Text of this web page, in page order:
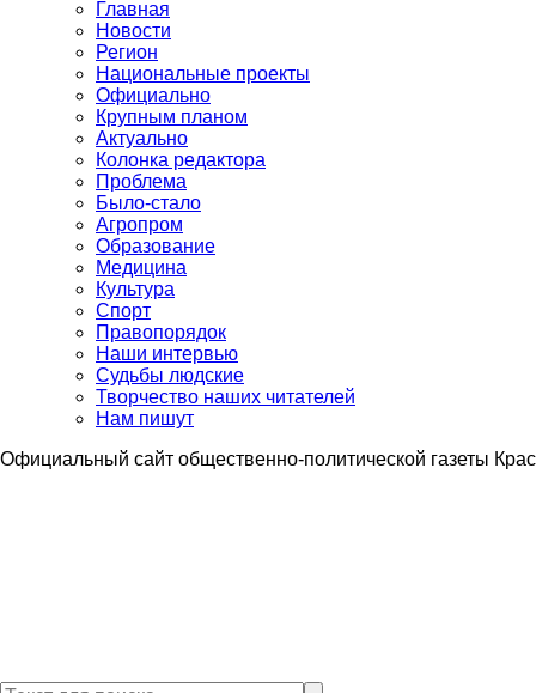
Главная
Новости
Регион
Национальные проекты
Официально
Крупным планом
Актуально
Колонка редактора
Проблема
Было-стало
Агропром
Образование
Медицина
Культура
Спорт
Правопорядок
Наши интервью
Судьбы людские
Творчество наших читателей
Нам пишут
Официальный сайт общественно-политической газеты